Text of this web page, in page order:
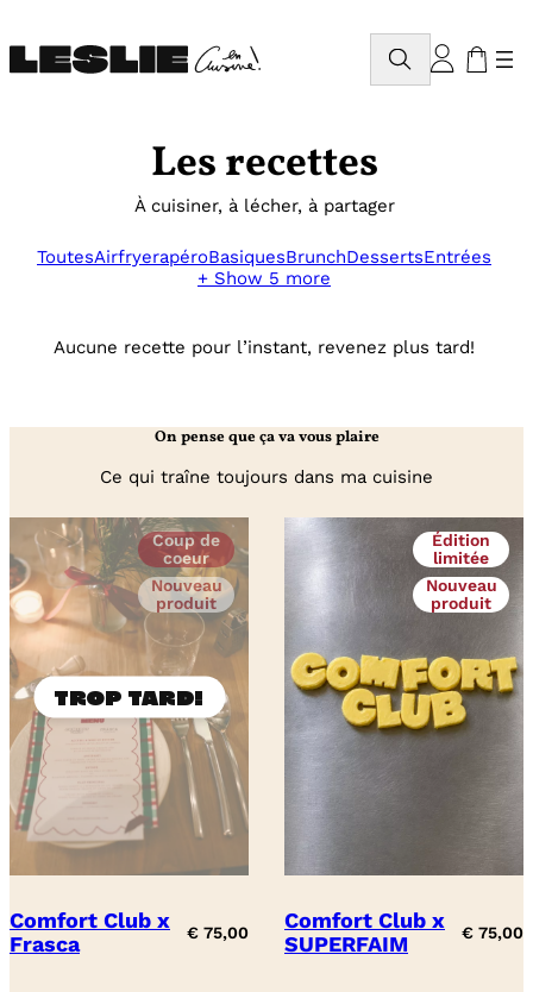
au
contenu
Rechercher
Les recettes
À cuisiner, à lécher, à partager
ToutesAirfryerapéroBasiquesBrunchDessertsEntrées
+ Show 5 more
Aucune recette pour l’instant, revenez plus tard!
On pense que ça va vous plaire
Ce qui traîne toujours dans ma cuisine
Coup de
coeur
Nouveau
produit
Comfort Club x
Frasca
€ 75,00
Édition
limitée
Nouveau
produit
Comfort Club x
SUPERFAIM
€ 75,00